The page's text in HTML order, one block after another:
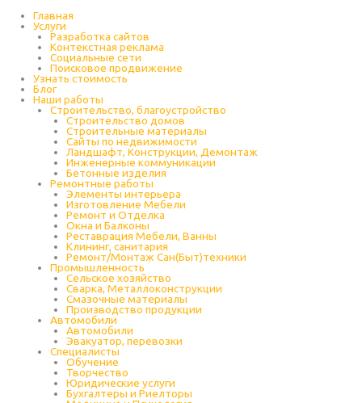
содержимому
Главная
Услуги
Разработка сайтов
Контекстная реклама
Социальные сети
Поисковое продвижение
Узнать стоимость
Блог
Наши работы
Строительство, благоустройство
Строительство домов
Строительные материалы
Сайты по недвижимости
Ландшафт, Конструкции, Демонтаж
Инженерные коммуникации
Бетонные изделия
Ремонтные работы
Элементы интерьера
Изготовление Мебели
Ремонт и Отделка
Окна и Балконы
Реставрация Мебели, Ванны
Клининг, санитария
Ремонт/Монтаж Сан(Быт)техники
Промышленность
Cельское хозяйство
Сварка, Металлоконструкции
Cмазочные материалы
Производство продукции
Автомобили
Автомобили
Эвакуатор, перевозки
Специалисты
Обучение
Творчество
Юридические услуги
Бухгалтеры и Риелторы